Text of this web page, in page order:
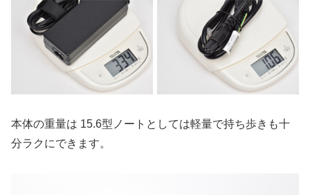
本体の重量は 15.6型ノートとしては軽量で持ち歩きも十
分ラクにできます。